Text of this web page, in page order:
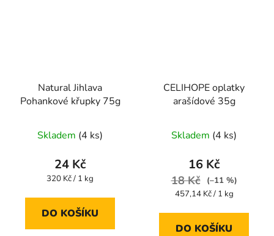
Natural Jihlava
Pohankové křupky 75g
hodnocení
produktu
je
z
Skladem (4 ks)
24 Kč
Měrná
320 Kč / 1 kg
DO KOŠÍKU
CELIHOPE oplatky
arašídové 35g
hodnocení
produktu
je
5,0
5
Skladem (4 ks)
16 Kč
18 Kč
(–11 %)
Měrná
457,14 Kč / 1 kg
DO KOŠÍKU